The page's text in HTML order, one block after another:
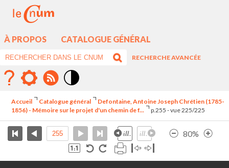
À PROPOS CATALOGUE GÉNÉRAL
RECHERCHE AVANCÉE
élévé
Accueil Catalogue général
Defontaine, Antoine Joseph Chrétien (1785-
1856) - Mémoire sur le projet d'un chemin de f...
p.255 - vue 225/225
80%